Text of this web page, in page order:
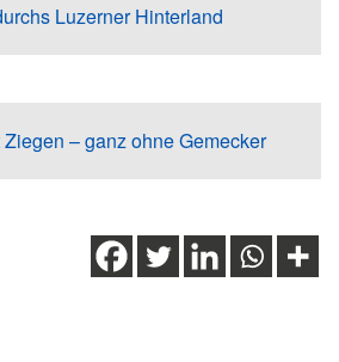
Luzerner Hinterland
– ganz ohne Gemecker